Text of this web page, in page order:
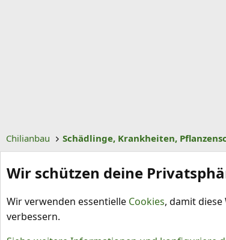
Chilianbau
Wir schützen deine
Wir verwenden essentielle Cookies, damit
verbessern.